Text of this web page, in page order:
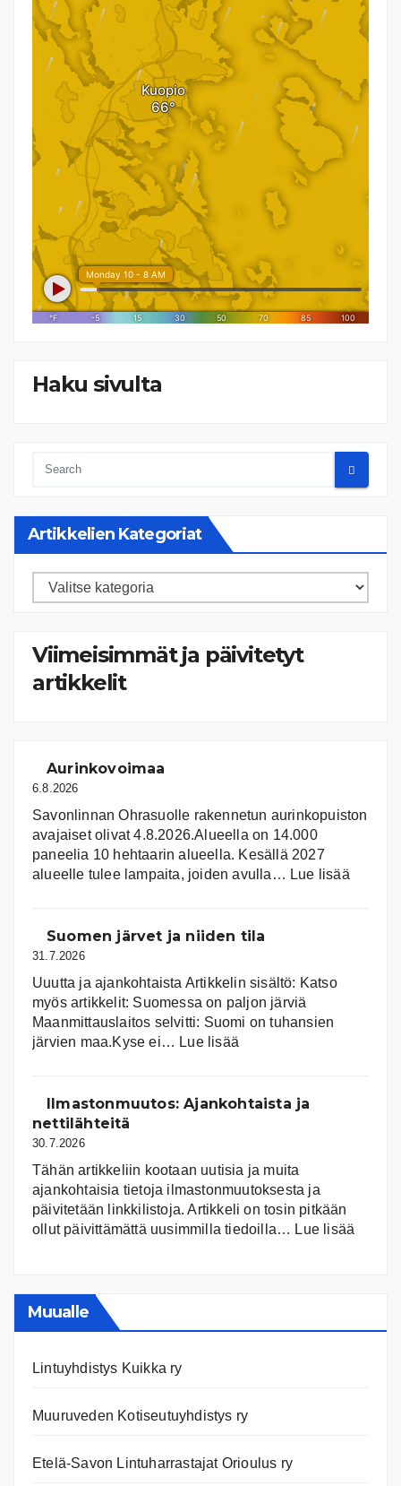
Haku sivulta
Artikkelien Kategoriat
Artikkelien
Viimeisimmät ja päivitetyt
artikkelit
Aurinkovoimaa
6.8.2026
Savonlinnan Ohrasuolle rakennetun aurinkopuiston
avajaiset olivat 4.8.2026.Alueella on 14.000
paneelia 10 hehtaarin alueella. Kesällä 2027
alueelle tulee lampaita, joiden avulla… Lue lisää:
Suomen järvet ja niiden tila
31.7.2026
Uuutta ja ajankohtaista Artikkelin sisältö: Katso
myös artikkelit: Suomessa on pal­jon jär­viä
Maanmittauslaitos selvitti: Suomi on tuhansien
järvien maa.Kyse ei… Lue lisää
ja
Ilmastonmuutos: Ajankohtaista ja
nettilähteitä
30.7.2026
Tähän artikkeliin kootaan uutisia ja muita
ajankohtaisia tietoja ilmastonmuutoksesta ja
päivitetään linkkilistoja. Artikkeli on tosin pitkään
ollut päivittämättä uusimmilla tiedoilla… Lue lisää
Muualle
Lintuyhdistys Kuikka ry
Muuruveden Kotiseutuyhdistys ry
Etelä-Savon Lintuharrastajat Orioulus ry